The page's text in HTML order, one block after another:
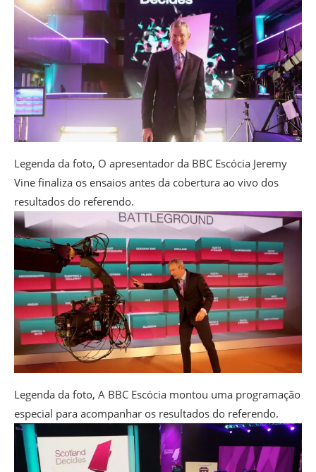
Legenda da foto, O apresentador da BBC Escócia Jeremy
Vine finaliza os ensaios antes da cobertura ao vivo dos
resultados do referendo.
Legenda da foto, A BBC Escócia montou uma programação
especial para acompanhar os resultados do referendo.